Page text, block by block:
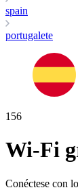
spain
portugalete
156
Wi-Fi
Conéctese con